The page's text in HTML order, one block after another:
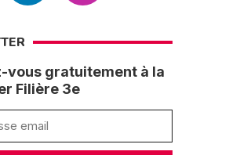
vous gratuitement à la
Filière 3e